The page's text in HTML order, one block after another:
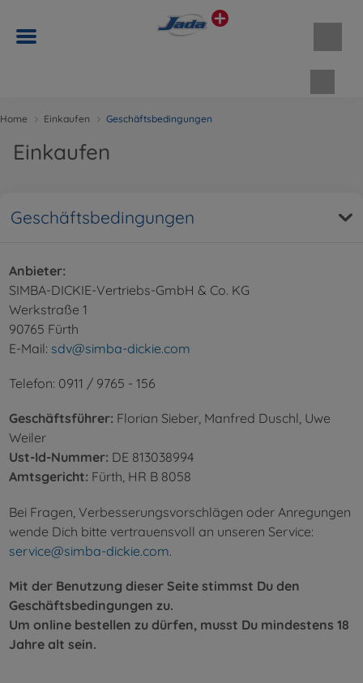
Home Einkaufen Geschäftsbedingungen
Einkaufen
Geschäftsbedingungen
Anbieter:
SIMBA-DICKIE-Vertriebs-GmbH & Co. KG
Werkstraße 1
90765 Fürth
E-Mail: sdv@simba-dickie.com
Telefon: 0911 / 9765 - 156
Geschäftsführer: Florian Sieber, Manfred Duschl, Uwe
Weiler
Ust-Id-Nummer: DE 813038994
Amtsgericht: Fürth, HR B 8058
Bei Fragen, Verbesserungsvorschlägen oder Anregungen
wende Dich bitte vertrauensvoll an unseren Service:
service@simba-dickie.com.
Mit der Benutzung dieser Seite stimmst Du den
Geschäftsbedingungen zu.
Um online bestellen zu dürfen, musst Du mindestens 18
Jahre alt sein.